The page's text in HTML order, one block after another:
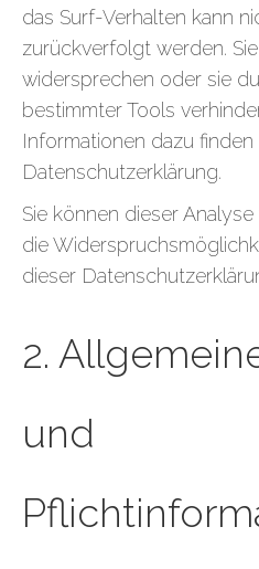
das Surf-Verhalten kann
zurückverfolgt werden.
widersprechen oder sie
bestimmter Tools
Informationen dazu
Datenschutzerklärung.
Sie können dieser
die
dieser
2.
und